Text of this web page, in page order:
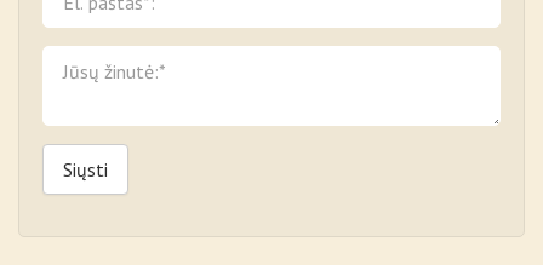
Siųsti